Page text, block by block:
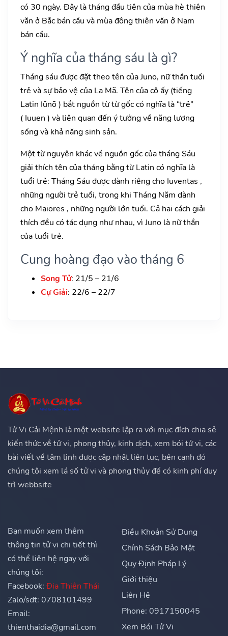
có 30 ngày. Đây là tháng đầu tiên của mùa hè thiên
văn ở Bắc bán cầu và mùa đông thiên văn ở Nam
bán cầu.
Ý nghĩa của tháng sáu là gì?
Tháng sáu được đặt theo tên của Juno, nữ thần tuổi
trẻ và sự bảo vệ của La Mã. Tên của cô ấy (tiếng
Latin Iūnō ) bắt nguồn từ từ gốc có nghĩa là “trẻ”
( Iuuen ) và liên quan đến ý tưởng về năng lượng
sống và khả năng sinh sản.
Một từ nguyên khác về nguồn gốc của tháng Sáu
giải thích tên của tháng bằng từ Latin có nghĩa là
tuổi trẻ: Tháng Sáu được dành riêng cho Iuventas ,
những người trẻ tuổi, trong khi Tháng Năm dành
cho Maiores , những người lớn tuổi. Cả hai cách giải
thích đều có tác dụng như nhau, vì Juno là nữ thần
của tuổi trẻ.
Cung hoàng đạo vào tháng 6
Song Tử: 21/5 – 21/6
Cự Giải: 22/6 – 22/7
Tử Vi Cải Mệnh là một website lập ra với mục đích chia sẻ
kiến thức về tử vi, phong thủy, kinh dịch, xem bói tử vi, các
bài viết về tâm linh được cập nhật liên tục, bên cạnh đó
chúng tôi xem lá số tử vi và phong thủy để có kinh phí duy
trì webbsite
Bạn muốn xem thêm
thông tin tử vi chi tiết thì
có thể liên hệ ngay với
chúng tôi:
Facebook: Địa Thiên Thái
Zalo/sdt: 0708101499
Email:
thienthaidia@gmail.com
Điều Khoản Sử Dụng
Chính Sách Bảo Mật
Quy Định Pháp Lý
Giới thiệu
Liên Hệ
Phone: 0917150045
Xem Bói Tử Vi